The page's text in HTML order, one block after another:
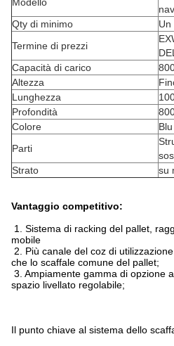
Qty di minimo
Un
Termine di prezzi
Capacità di carico
Altezza
Lunghezza
Profondità
Colore
Parti
Strato
su
Vantaggio competitivo:
1. Sistema di racking del pallet,
mobile
2. Più canale del coz di
che lo scaffale comune del pallet;
3. Ampiamente gamma di opzione
spazio livellato regolabile;
Il punto chiave al sistema dello